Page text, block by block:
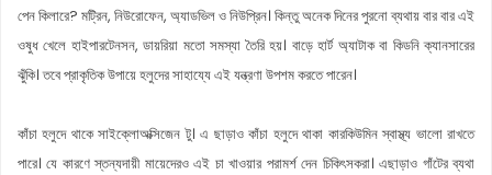
পেন কিলারে? মট্রিন, নিউরোফেন, অ্যাডভিল ও নিউপ্রিন। কিন্তু অনেক দিনের পুরনো ব্যথায় বার বার এই
ওষুধ খেলে হাইপারটেনসন, ডায়রিয়া মতো সমস্যা তৈরি হয়। বাড়ে হার্ট অ্যাটাক বা কিডনি ক্যানসারের
ঝুঁকি। তবে প্রাকৃতিক উপায়ে হলুদের সাহায্যে এই যন্ত্রণা উপশম করতে পারেন।
কাঁচা হলুদে থাকে সাইক্লোঅক্সিজেন টু। এ ছাড়াও কাঁচা হলুদে থাকা কারকিউমিন স্বাস্থ্য ভালো রাখতে
পারে। যে কারণে স্তন্যদায়ী মায়েদেরও এই চা খাওয়ার পরামর্শ দেন চিকিৎসকরা। এছাড়াও গাঁটের ব্যথা